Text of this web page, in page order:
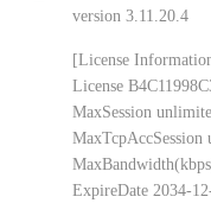
version 3.11.20.4
[License
License
MaxSession
MaxTcpAccSession
ExpireDate 2034-